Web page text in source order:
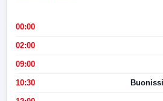
00:00
02:00
09:00
10:30